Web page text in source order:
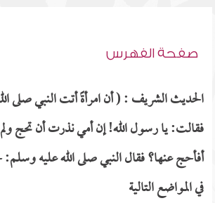
صفحة الفهرس
الحديث الشريف : ( أن امرأةً أتت النبي صلى
فقالت: يا رسول الله! إن أمي نذرت أن تحج
أفأحج عنها؟ فقال النبي صلى الله عليه
في المواضع التالية